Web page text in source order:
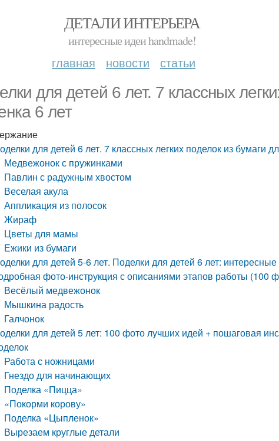
ДЕТАЛИ ИНТЕРЬЕРА
интересные идеи handmade!
главная новости статьи
для детей 6 лет. 7 классных
6 лет
для детей 6 лет. 7 классных легких поделок из бумаги
Медвежонок с пружинками
Павлин с радужным хвостом
Веселая акула
Аппликация из полосок
Жираф
Цветы для мамы
Ежики из бумаги
для детей 5-6 лет. Поделки для детей 6 лет:
фото-инструкция с описаниями этапов работы (100
Весёлый медвежонок
Мышкина радость
Галчонок
для детей 5 лет: 100 фото лучших идей + пошаговая
Работа с ножницами
Гнездо для начинающих
Поделка «Пицца»
«Покорми корову»
Поделка «Цыпленок»
Вырезаем круглые детали